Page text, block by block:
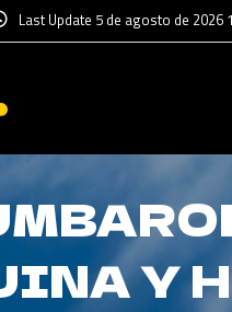
Last Update 5 de agosto de 2026
Y